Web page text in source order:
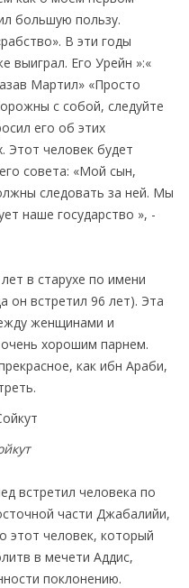
большую пользу.
В эти годы
выиграл. Его Урейн »:«
Мартил» «Просто
с собой, следуйте
его об этих
Этот человек будет
совета: «Мой сын,
следовать за ней. Мы
наше государство », -
в старухе по имени
он встретил 96 лет). Эта
женщинами и
хорошим парнем.
как ибн Араби,
встретил человека по
части Джабалийи,
этот человек, который
в мечети Аддис,
поклонению.